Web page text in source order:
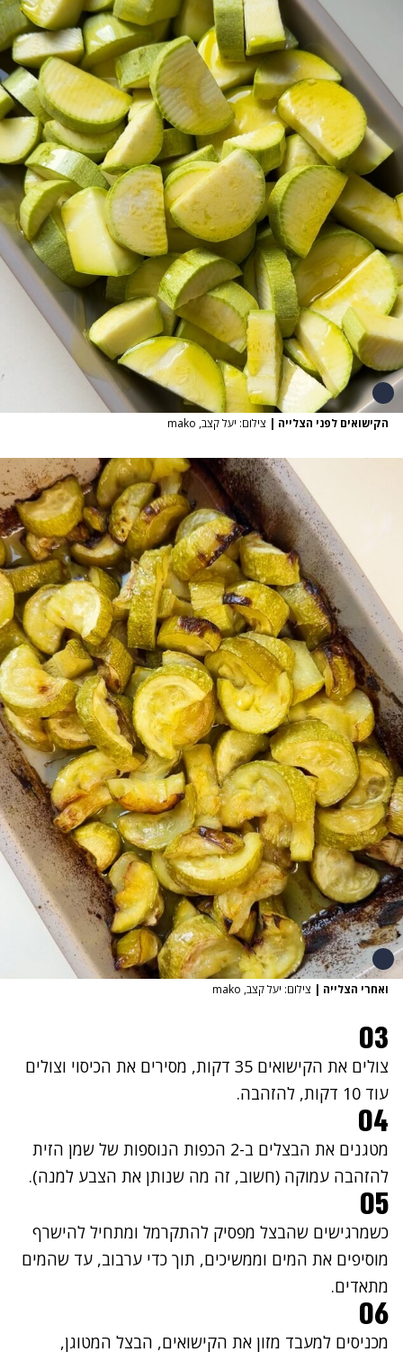
הקישואים לפני הצלייה | צילום: יעל קצב, mako
ואחרי הצלייה | צילום: יעל קצב, mako
03
צולים את הקישואים 35 דקות, מסירים את הכיסוי וצולים
עוד 10 דקות, להזהבה.
04
מטגנים את הבצלים ב-2 הכפות הנוספות של שמן הזית
להזהבה עמוקה (חשוב, זה מה שנותן את הצבע למנה).
05
כשמרגישים שהבצל מפסיק להתקרמל ומתחיל להישרף
מוסיפים את המים וממשיכים, תוך כדי ערבוב, עד שהמים
מתאדים.
06
מכניסים למעבד מזון את הקישואים, הבצל המטוגן,